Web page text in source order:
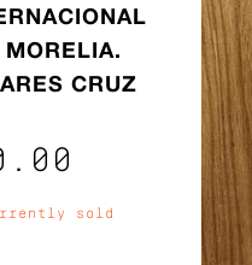
CRUZ
sold